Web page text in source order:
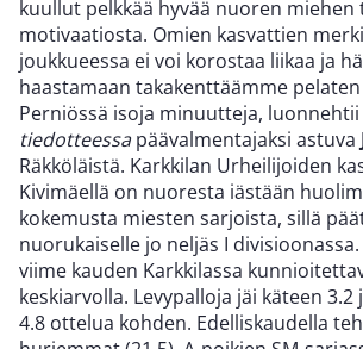
kuullut pelkkää hyvää nuoren
motivaatiosta. Omien kasvattien
joukkueessa ei voi korostaa liikaa ja
haastamaan takakenttäämme
Perniössä isoja minuutteja, luonnehtii
tiedotteessapäävalmentajaksi astuva
Räkköläistä. Karkkilan Urheilijoiden
Kivimäellä on nuoresta iästään
kokemusta miesten sarjoista, sillä
nuorukaiselle jo neljäs I
viime kauden Karkkilassa
keskiarvolla. Levypalloja jäi käteen
4.8 ottelua kohden. Edelliskaudella